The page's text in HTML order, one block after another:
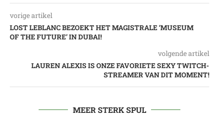
vorige artikel
LOST LEBLANC BEZOEKT HET MAGISTRALE ‘MUSEUM
OF THE FUTURE’ IN DUBAI!
volgende artikel
LAUREN ALEXIS IS ONZE FAVORIETE SEXY TWITCH-
STREAMER VAN DIT MOMENT!
MEER STERK SPUL